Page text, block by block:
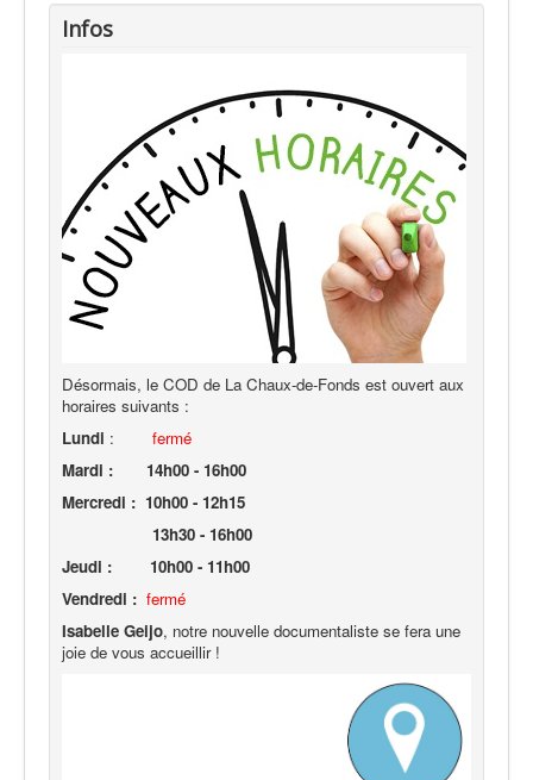
Infos
Désormais, le COD de La Chaux-de-Fonds est ouvert aux
horaires suivants :
Lundi : fermé
Mardi :
14h00 - 16h00
Mercredi : 10h00 - 12h15
13h30 - 16h00
Jeudi : 10h00 - 11h00
Vendredi : fermé
Isabelle Geijo, notre nouvelle documentaliste se fera une
joie de vous accueillir !